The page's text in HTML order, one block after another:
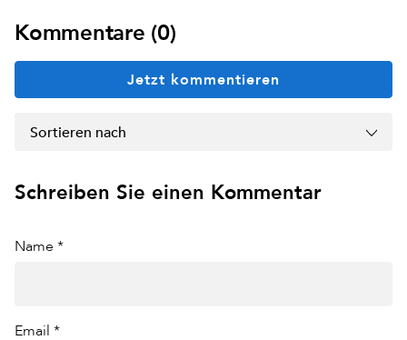
Kommentare (0)
Jetzt kommentieren
Sortieren nach
Schreiben Sie einen Kommentar
Name *
Email *